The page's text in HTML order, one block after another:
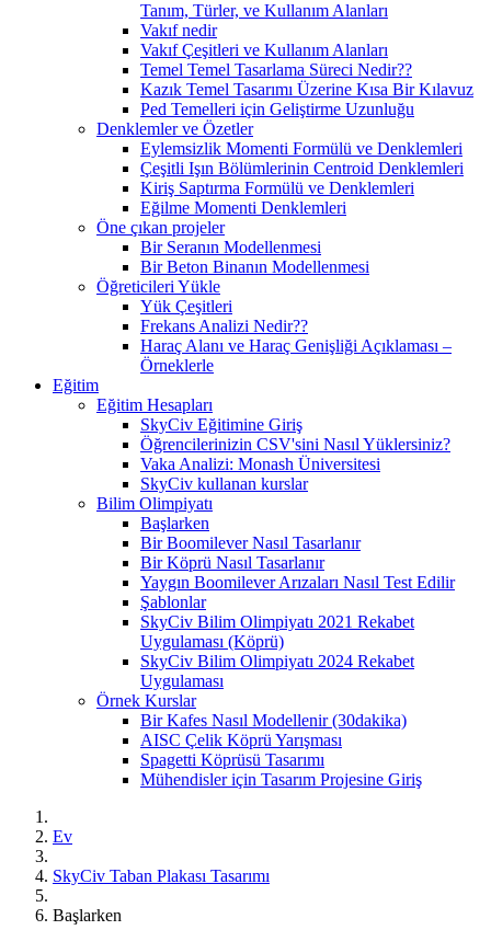
Tanım, Türler, ve Kullanım Alanları
Vakıf nedir
Vakıf Çeşitleri ve Kullanım Alanları
Temel Temel Tasarlama Süreci Nedir??
Kazık Temel Tasarımı Üzerine Kısa Bir Kılavuz
Ped Temelleri için Geliştirme Uzunluğu
Denklemler ve Özetler
Eylemsizlik Momenti Formülü ve Denklemleri
Çeşitli Işın Bölümlerinin Centroid Denklemleri
Kiriş Saptırma Formülü ve Denklemleri
Eğilme Momenti Denklemleri
Öne çıkan projeler
Bir Seranın Modellenmesi
Bir Beton Binanın Modellenmesi
Öğreticileri Yükle
Yük Çeşitleri
Frekans Analizi Nedir??
Haraç Alanı ve Haraç Genişliği Açıklaması –
Örneklerle
Eğitim
Eğitim Hesapları
SkyCiv Eğitimine Giriş
Öğrencilerinizin CSV'sini Nasıl Yüklersiniz?
Vaka Analizi: Monash Üniversitesi
SkyCiv kullanan kurslar
Bilim Olimpiyatı
Başlarken
Bir Boomilever Nasıl Tasarlanır
Bir Köprü Nasıl Tasarlanır
Yaygın Boomilever Arızaları Nasıl Test Edilir
Şablonlar
SkyCiv Bilim Olimpiyatı 2021 Rekabet
Uygulaması (Köprü)
SkyCiv Bilim Olimpiyatı 2024 Rekabet
Uygulaması
Örnek Kurslar
Bir Kafes Nasıl Modellenir (30dakika)
AISC Çelik Köprü Yarışması
Spagetti Köprüsü Tasarımı
Mühendisler için Tasarım Projesine Giriş
Ev
SkyCiv Taban Plakası Tasarımı
Başlarken